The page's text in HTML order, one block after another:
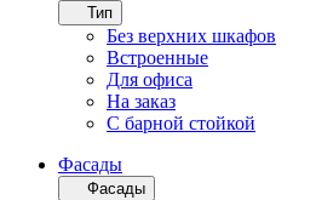
Тип
Без верхних шкафов
Встроенные
Для офиса
На заказ
С барной стойкой
Фасады
Фасады